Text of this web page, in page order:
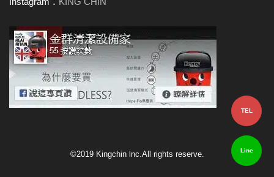
©2019 Kingchin lnc.All rights reserve.
TEL
Line